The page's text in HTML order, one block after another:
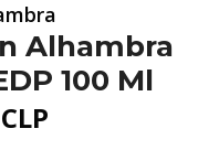
Alhambra
100 Ml